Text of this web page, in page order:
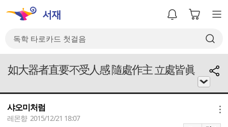
如大器者直要不受人感 隨處作主 立處皆眞
샤오미처럼
레몬향 2015/12/21 18:07